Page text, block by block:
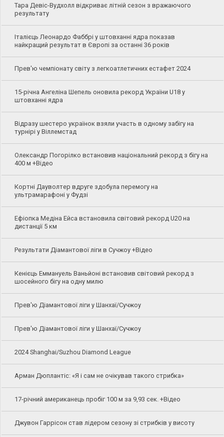
Тара Девіс-Вудхолл відкриває літній сезон з вражаючого
результату
Італієць Леонардо Фаббрі у штовханні ядра показав
найкращий результат в Європі за останні 36 років
Прев'ю чемпіонату світу з легкоатлетичних естафет 2024
15-річна Ангеліна Шепель оновила рекорд України U18 у
штовханні ядра
Відразу шестеро українок взяли участь в одному забігу на
турнірі у Віллемстад
Олександр Погорілко встановив національний рекорд з бігу на
400 м +Відео
Кортні Дауволтер вдруге здобула перемогу на
ультрамарафоні у Фудзі
Ефіопка Медіна Ейса встановила світовий рекорд U20 на
дистанції 5 км
Результати Діамантової ліги в Сучжоу +Відео
Кенієць Еммануель Ваньйоні встановив світовий рекорд з
шосейного бігу на одну милю
Прев'ю Діамантової ліги у Шанхаї/Сучжоу
Прев'ю Діамантової ліги у Шанхаї/Сучжоу
2024 Shanghai/Suzhou Diamond League
Арман Дюплантіс: «Я і сам не очікував такого стрибка»
17-річний американець пробіг 100 м за 9,93 сек. +Відео
Джувон Гаррісон став лідером сезону зі стрибків у висоту